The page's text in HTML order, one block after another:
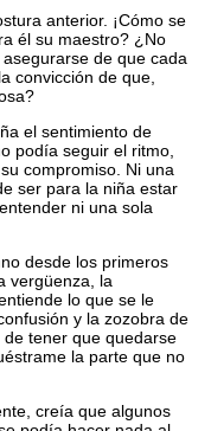
anterior. ¡Cómo se
él su maestro? ¿No
de que cada
convicción de que,
el sentimiento de
podía seguir el ritmo,
compromiso. Ni una
ser para la niña estar
ni una sola
desde los primeros
vergüenza, la
lo que se le
y la zozobra de
tener que quedarse
la parte que no
creía que algunos